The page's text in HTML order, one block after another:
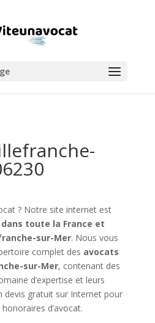
? Notre site internet est
toute la France et
sur-Mer. Nous vous
complet des avocats
sur-Mer, contenant des
d’expertise et leurs
devis gratuit sur Internet pour
d’avocat.